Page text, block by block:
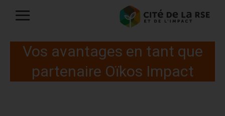
Vos avantages en tant que
partenaire Oïkos Impact